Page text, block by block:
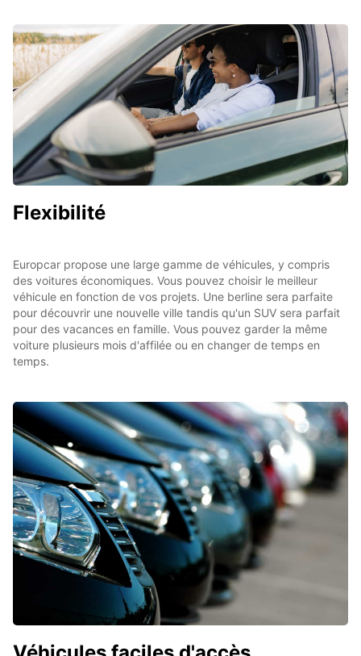
Flexibilité
Europcar propose une large gamme de véhicules, y compris
des voitures économiques. Vous pouvez choisir le meilleur
véhicule en fonction de vos projets. Une berline sera parfaite
pour découvrir une nouvelle ville tandis qu'un SUV sera parfait
pour des vacances en famille. Vous pouvez garder la même
voiture plusieurs mois d'affilée ou en changer de temps en
temps.